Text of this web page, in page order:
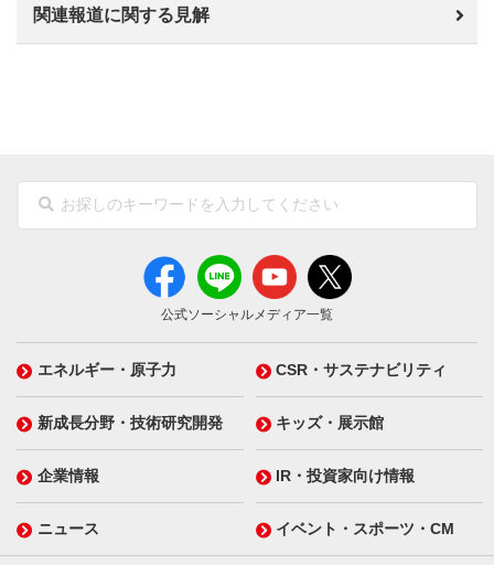
関連報道に関する見解
公式ソーシャルメディア一覧
エネルギー・原子力 CSR・サステナビリティ
新成長分野・技術研究開発 キッズ・展示館
企業情報 IR・投資家向け情報
ニュース イベント・スポーツ・CM